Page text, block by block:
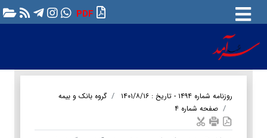
PDF
روزنامه شماره ۱۴۹۴ - تاریخ : ۱۴۰۱/۸/۱۶
گروه بانک و بیمه
صفحه شماره ۴